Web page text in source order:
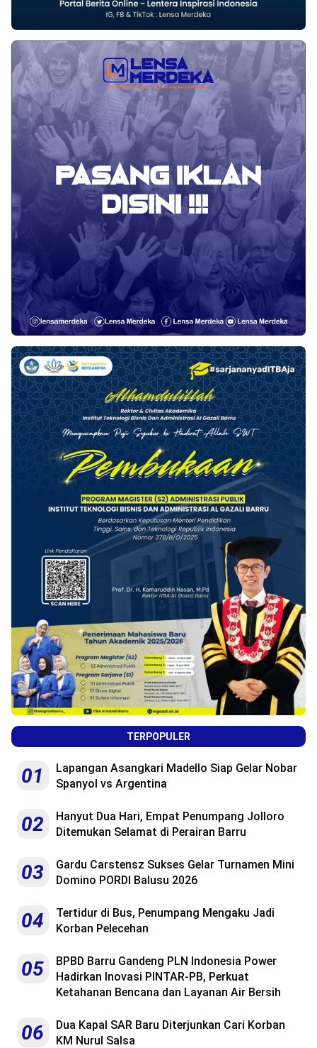
TERPOPULER
01
Lapangan Asangkari Madello Siap Gelar Nobar
Spanyol vs Argentina
02
Hanyut Dua Hari, Empat Penumpang Jolloro
Ditemukan Selamat di Perairan Barru
03
Gardu Carstensz Sukses Gelar Turnamen Mini
Domino PORDI Balusu 2026
04
Tertidur di Bus, Penumpang Mengaku Jadi
Korban Pelecehan
05
BPBD Barru Gandeng PLN Indonesia Power
Hadirkan Inovasi PINTAR-PB, Perkuat
Ketahanan Bencana dan Layanan Air Bersih
06
Dua Kapal SAR Baru Diterjunkan Cari Korban
KM Nurul Salsa